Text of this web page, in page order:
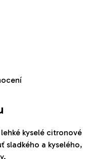
kyselé citronové
sladkého a kyselého,